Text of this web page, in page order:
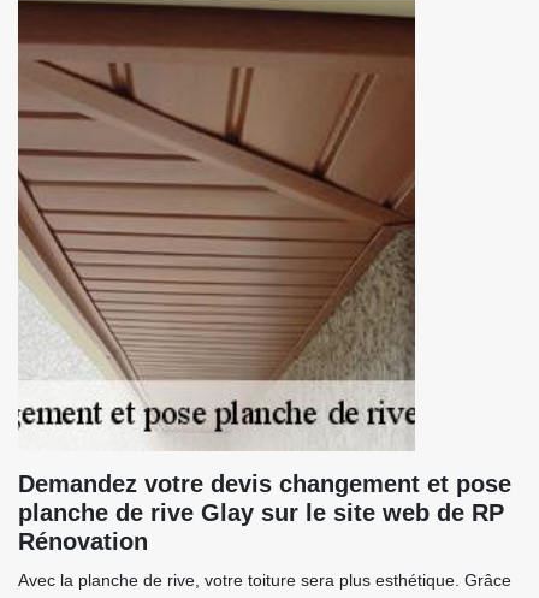
Demandez votre devis changement et pose
planche de rive Glay sur le site web de RP
Rénovation
Avec la planche de rive, votre toiture sera plus esthétique. Grâce